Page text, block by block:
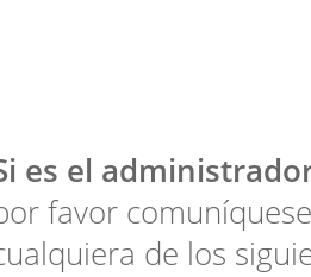
es el
favor
de los